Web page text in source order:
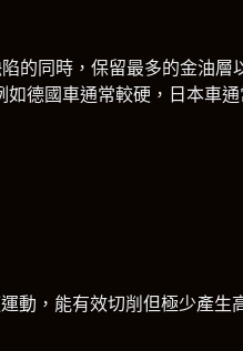
的同時，保留最多的金油層
德國車通常較硬，日本車
動，能有效切削但極少產生